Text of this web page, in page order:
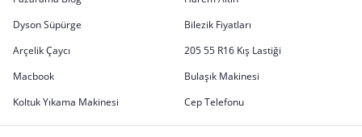
Dyson Süpürge
Bilezik Fiyatları
Arçelik Çaycı
205 55 R16 Kış Lastiği
Macbook
Bulaşık Makinesi
Koltuk Yıkama Makinesi
Cep Telefonu